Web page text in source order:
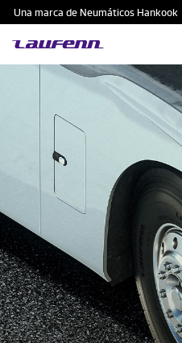
Una marca de Neumáticos Hankook